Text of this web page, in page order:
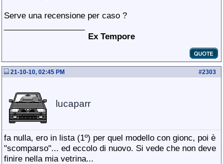
Serve una recensione per caso ?
Ex Tempore
#2303
21-10-10, 02:45 PM
lucaparr
fa nulla, ero in lista (1º) per quel modello con gionc, poi è
"scomparso"... ed eccolo di nuovo. Si vede che non deve
finire nella mia vetrina...